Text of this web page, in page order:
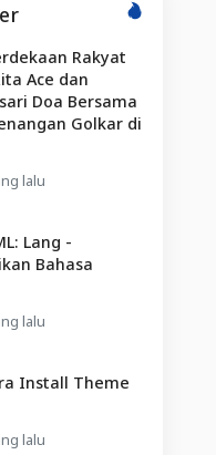
Rakyat
Ace dan
Doa Bersama
Golkar di
lalu
Lang -
Bahasa
lalu
Install Theme
lalu